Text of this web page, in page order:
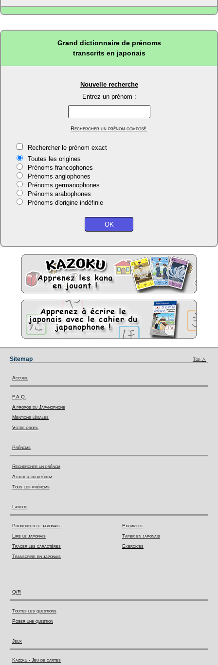
Grand dictionnaire de prénoms
transcrits en japonais
Nouvelle recherche
Entrez un prénom :
Rechercher un prénom composé.
Rechercher le prénom exact
Toutes les origines
Prénoms francophones
Prénoms anglophones
Prénoms germanophones
Prénoms arabophones
Prénoms d'origine indéfinie
Sitemap Top △
Accueil
F.A.Q.
A propos du Japanophone
Mentions légales
Votre profil
Prénoms
Rechercher un prénom
Ajouter un prénom
Tous les prénoms
Langue
Prononcer le japonais
Lire le japonais
Tracer les caractères
Transcrire en japonais
Exemples
Taper en japonais
Exercices
Q/R
Toutes les questions
Poser une question
Jeux
Kazoku - Jeu de cartes